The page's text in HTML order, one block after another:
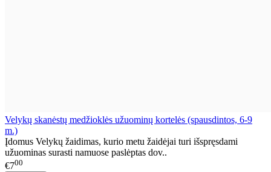
Velykų skanėstų medžioklės užuominų kortelės (spausdintos, 6-9
m.)
Įdomus Velykų žaidimas, kurio metu žaidėjai turi išspręsdami
užuominas surasti namuose paslėptas dov..
€700